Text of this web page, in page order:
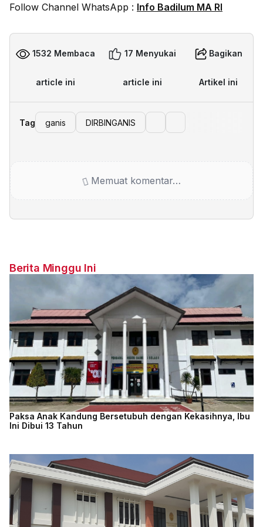
Follow Channel WhatsApp : Info Badilum MA RI
1532 Membaca
article ini
17 Menyukai
article ini
Bagikan
Artikel ini
Tag ganis DIRBINGANIS
Memuat komentar…
Berita Minggu Ini
Paksa Anak Kandung Bersetubuh dengan Kekasihnya, Ibu
Ini Dibui 13 Tahun